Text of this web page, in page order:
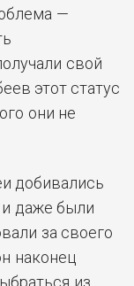
—
свой
этот статус
они не
добивались
и даже были
за своего
наконец
из